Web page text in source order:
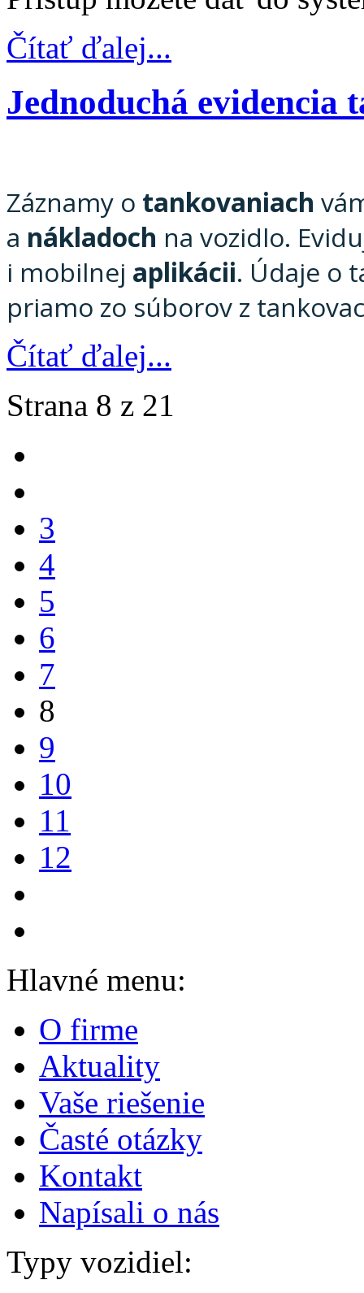
Čítať ďalej...
Jednoduchá evidencia
Záznamy o tankovaniach
a nákladoch na vozidlo.
i mobilnej aplikácii. Údaje o
priamo zo súborov z
Čítať ďalej...
Strana 8 z 21
3
4
5
6
7
8
9
10
11
12
Hlavné menu:
O firme
Aktuality
Vaše riešenie
Časté otázky
Kontakt
Napísali o nás
Typy vozidiel: